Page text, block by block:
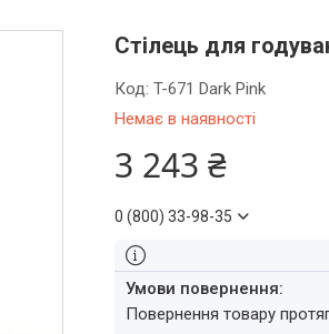
Стілець для
Немає в наявності
Код: T-671 Dark Pink
3 243 ₴
0 (800) 33-98-35
повернення товару